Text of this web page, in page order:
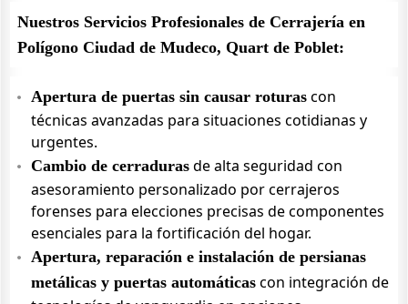
Nuestros Servicios Profesionales de Cerrajería en
Polígono Ciudad de Mudeco, Quart de Poblet:
Apertura de puertas sin causar roturas con
técnicas avanzadas para situaciones cotidianas y
urgentes.
Cambio de cerraduras de alta seguridad con
asesoramiento personalizado por cerrajeros
forenses para elecciones precisas de componentes
esenciales para la fortificación del hogar.
Apertura, reparación e instalación de persianas
metálicas y puertas automáticas con integración de